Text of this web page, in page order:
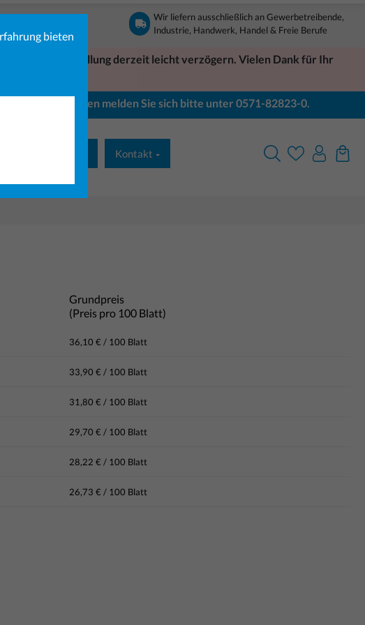
Wir liefern ausschließlich an Gewerbetreibende,
Industrie, Handwerk, Handel & Freie Berufe
Ihrer Bestellung derzeit leicht verzögern. Vielen Dank für Ihr
Bei Fragen melden Sie sich bitte unter 0571-82823-0.
Kontakt
Grundpreis
(Preis pro 100 Blatt)
36,10 € / 100 Blatt
33,90 € / 100 Blatt
31,80 € / 100 Blatt
29,70 € / 100 Blatt
28,22 € / 100 Blatt
26,73 € / 100 Blatt
bieten